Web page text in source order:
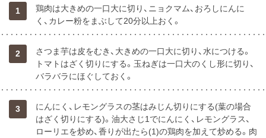
1
鶏肉は大きめの一口大に切り、ニョクマム、おろしにんに
く、カレー粉をまぶして20分以上おく。
2
さつま芋は皮をむき、大きめの一口大に切り、水につける。
トマトはざく切りにする。玉ねぎは一口大のくし形に切り、
バラバラにほぐしておく。
3
にんにく、レモングラスの茎はみじん切りにする(葉の場合
はざく切りにする)。油大さじ1でにんにく、レモングラス、
ローリエを炒め、香りが出たら(1)の鶏肉を加えて炒める。肉